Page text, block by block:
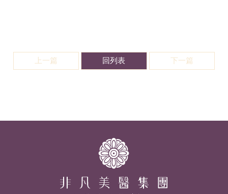
上一篇 回列表 下一篇